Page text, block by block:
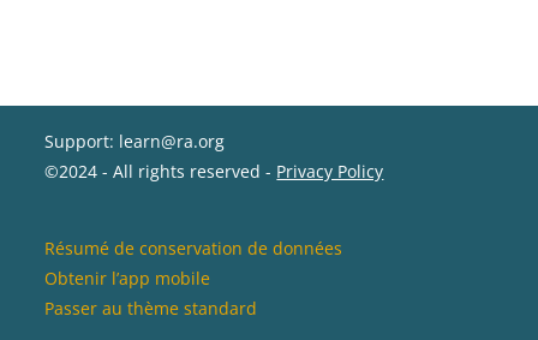
Support: learn@ra.org
©2024 - All rights reserved - Privacy Policy
Résumé de conservation de données
Obtenir l’app mobile
Passer au thème standard